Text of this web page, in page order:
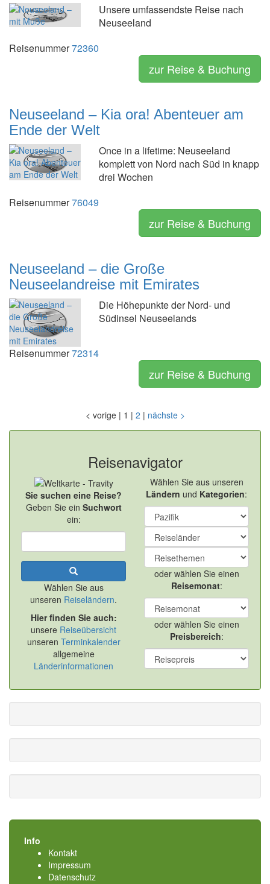
Unsere umfassendste Reise nach
Neuseeland
Reisenummer72360
zur Reise & Buchung
Neuseeland – Kia ora! Abenteuer am
Ende der Welt
Once in a lifetime: Neuseeland
komplett von Nord nach Süd in knapp
drei Wochen
Reisenummer76049
zur Reise & Buchung
Neuseeland – die Große
Neuseelandreise mit Emirates
Die Höhepunkte der Nord- und
Südinsel Neuseelands
Reisenummer72314
zur Reise & Buchung
< vorige | 1 | 2 | nächste >
Reisenavigator
Sie suchen eine Reise?
Geben Sie ein Suchwort
ein:
Wählen Sie aus
unseren Reiseländern.
Hier finden Sie auch:
unsere Reiseübersicht
unseren Terminkalender
allgemeine
Länderinformationen
Wählen Sie aus unseren
Ländern und Kategorien:
oder wählen Sie einen
Reisemonat:
oder wählen Sie einen
Preisbereich:
Info
Kontakt
Impressum
Datenschutz